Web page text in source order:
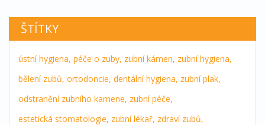
ŠTÍTKY
ústní hygiena, péče o zuby, zubní kámen, zubní hygiena,
bělení zubů, ortodoncie, dentální hygiena, zubní plak,
odstranění zubního kamene, zubní péče,
estetická stomatologie, zubní lékař, zdraví zubů,